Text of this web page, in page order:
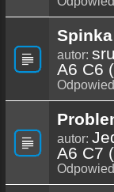
autor:
A6 C6
autor:
A6 C7